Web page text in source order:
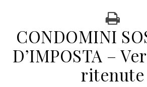
CONDOMINI
D’IMPOSTA –
ritenute